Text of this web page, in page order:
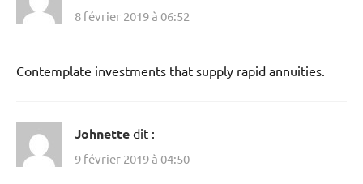
8 février 2019 à 06:52
Contemplate investments that supply rapid annuities.
Johnette dit :
9 février 2019 à 04:50